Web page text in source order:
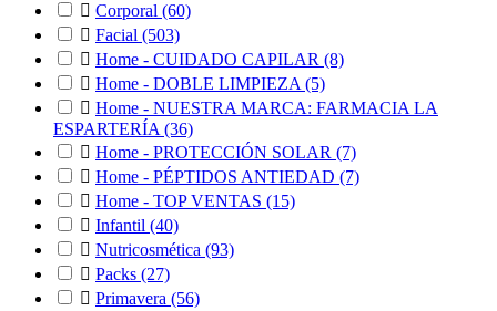
 Corporal (60)
 Facial (503)
 Home - CUIDADO CAPILAR (8)
 Home - DOBLE LIMPIEZA (5)
 Home - NUESTRA MARCA: FARMACIA LA
ESPARTERÍA (36)
 Home - PROTECCIÓN SOLAR (7)
 Home - PÉPTIDOS ANTIEDAD (7)
 Home - TOP VENTAS (15)
 Infantil (40)
 Nutricosmética (93)
 Packs (27)
 Primavera (56)